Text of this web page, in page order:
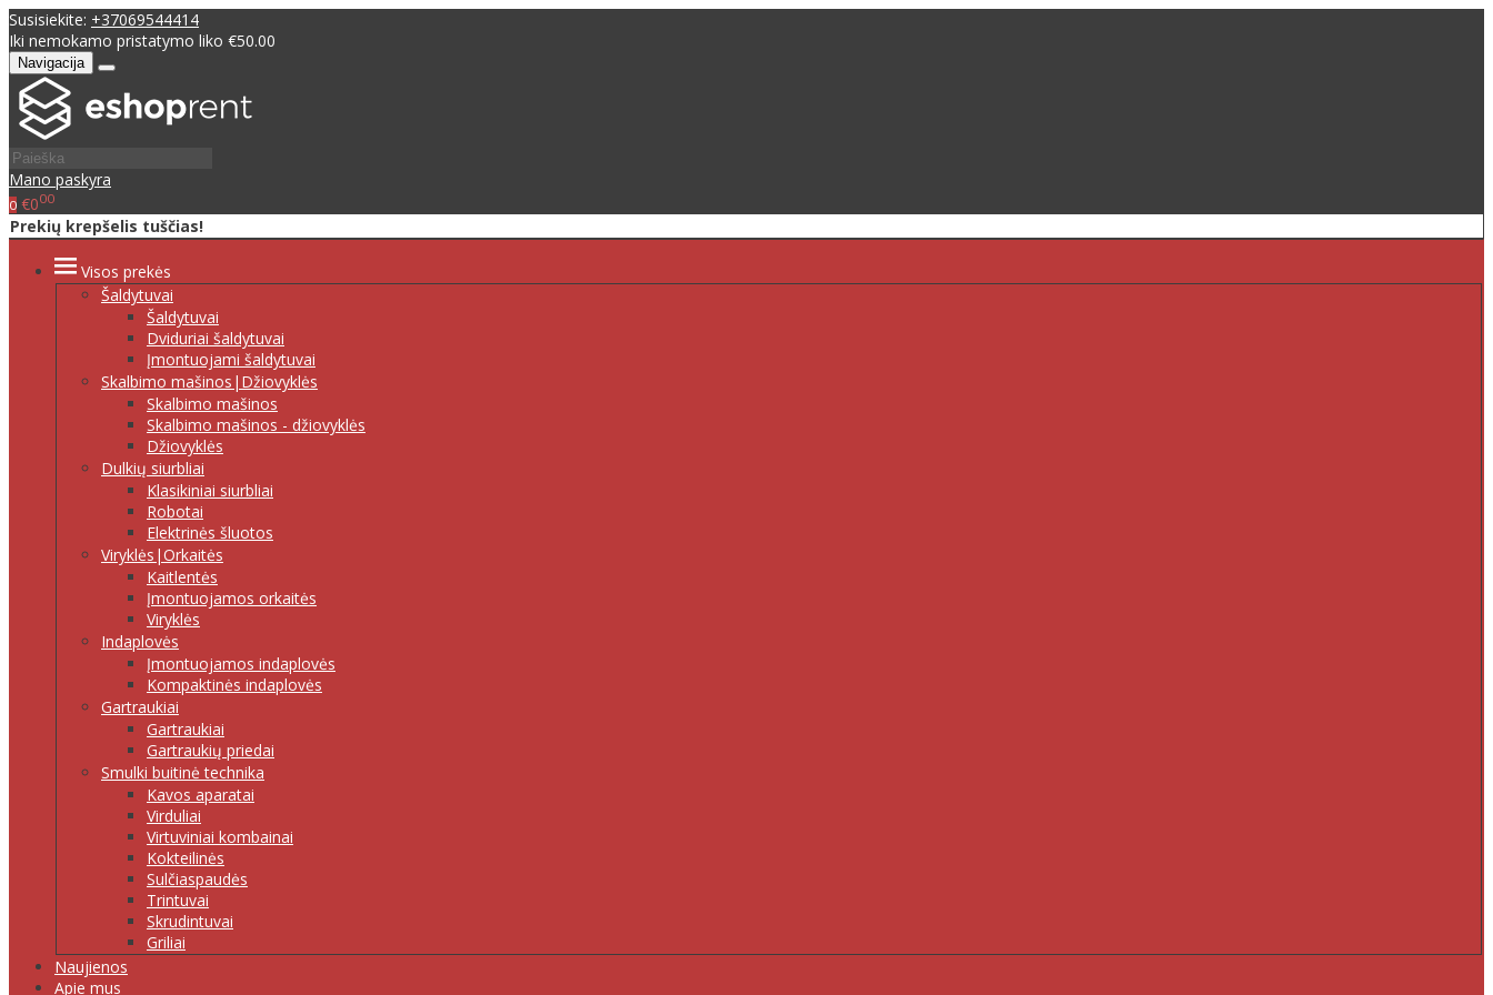
Susisiekite: +37069544414
Iki nemokamo pristatymo liko €50.00
Navigacija
Mano paskyra
0 €000
Prekių krepšelis tuščias!
Visos prekės
Šaldytuvai
Šaldytuvai
Dviduriai šaldytuvai
Įmontuojami šaldytuvai
Skalbimo mašinos|Džiovyklės
Skalbimo mašinos
Skalbimo mašinos - džiovyklės
Džiovyklės
Dulkių siurbliai
Klasikiniai siurbliai
Robotai
Elektrinės šluotos
Viryklės|Orkaitės
Kaitlentės
Įmontuojamos orkaitės
Viryklės
Indaplovės
Įmontuojamos indaplovės
Kompaktinės indaplovės
Gartraukiai
Gartraukiai
Gartraukių priedai
Smulki buitinė technika
Kavos aparatai
Virduliai
Virtuviniai kombainai
Kokteilinės
Sulčiaspaudės
Trintuvai
Skrudintuvai
Griliai
Naujienos
Apie mus